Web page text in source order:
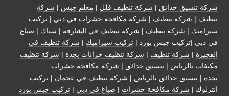
شركة تنسيق حدائق | شركة تنظيف فلل | معلم جبس | شركة
تنظيف | شركة تنظيف | شركة مكافحة حشرات في دبي | تركيب
سيراميك | شركة تنظيف | شركة تنظيف في الشارقة | سباك | صباغ
في دبي |تركيب جبس بورد | تركيب سيراميك | شركة تنظيف في
الفجيرة | شركة تنظيف | شركة تنظيف خزانات بجدة | شركة تنظيف
مكيفات بالرياض | تنسيق حدائق | شركة مكافحة حشرات
بجدة | تنسيق حدائق بالرياض | شركة تنظيف في عجمان | تركيب
انترلوك | شركة مكافحة حشرات | صباغ في دبي | تركيب جبس بورد